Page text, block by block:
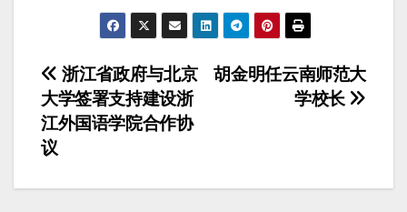
文
章
导
航
胡金明任云南师范大
学校长
浙江省政府与北京
大学签署支持建设浙
江外国语学院合作协
议